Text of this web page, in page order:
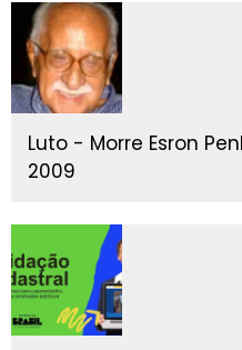
Luto - Morre Esron
2009